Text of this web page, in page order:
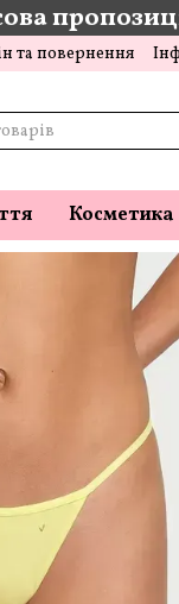
та повернення
Косметика